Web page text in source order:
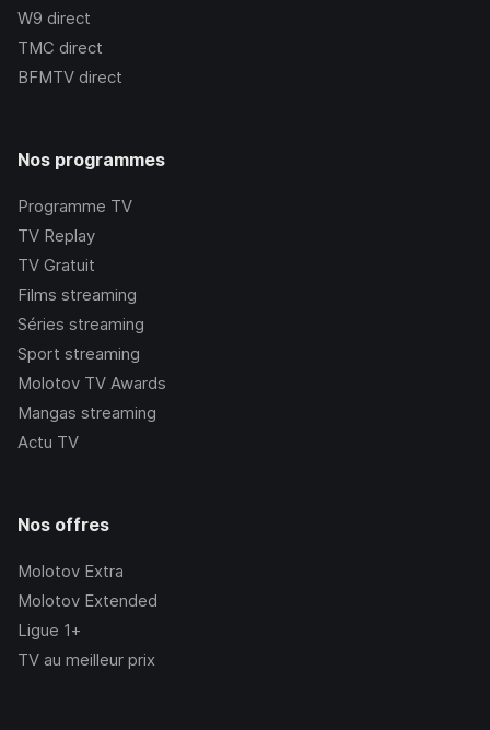
W9 direct
TMC direct
BFMTV direct
Nos programmes
Programme TV
TV Replay
TV Gratuit
Films streaming
Séries streaming
Sport streaming
Molotov TV Awards
Mangas streaming
Actu TV
Nos offres
Molotov Extra
Molotov Extended
Ligue 1+
TV au meilleur prix